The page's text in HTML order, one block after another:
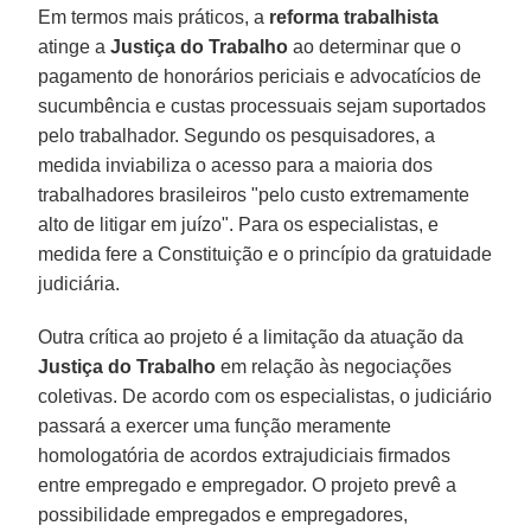
Em termos mais práticos, a reforma trabalhista
atinge aJustiça do Trabalho ao determinar que o
pagamento de honorários periciais e advocatícios de
sucumbência e custas processuais sejam suportados
pelo trabalhador. Segundo os pesquisadores, a
medida inviabiliza o acesso para a maioria dos
trabalhadores brasileiros "pelo custo extremamente
alto de litigar em juízo". Para os especialistas, e
medida fere a Constituição e o princípio da gratuidade
judiciária.
Outra crítica ao projeto é a limitação da atuação da
Justiça do Trabalho em relação às negociações
coletivas. De acordo com os especialistas, o judiciário
passará a exercer uma função meramente
homologatória de acordos extrajudiciais firmados
entre empregado e empregador. O projeto prevê a
possibilidade empregados e empregadores,